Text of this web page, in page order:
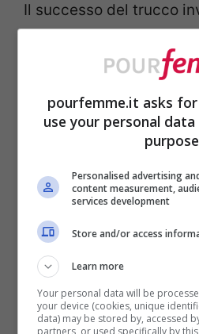
Il successo del trucco
negli ultimi
pandemia da Covid-19,
trascorsi in casa, molte
iniziato a investire di
pelle piuttosto che nel
tradizionale.
Le vendite dei
diminuite, mentre
trattamenti hanno
pourfemme.it asks
use your personal
Personalised advertising
content measurement,
services development
Store and/or access
Learn more
Your personal data will be
your device (cookies, unique
data) may be stored by, accessed
partners, or used specifically by